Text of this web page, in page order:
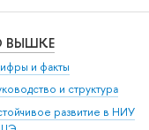
ВЫШКЕ
и факты
и структура
развитие в НИУ